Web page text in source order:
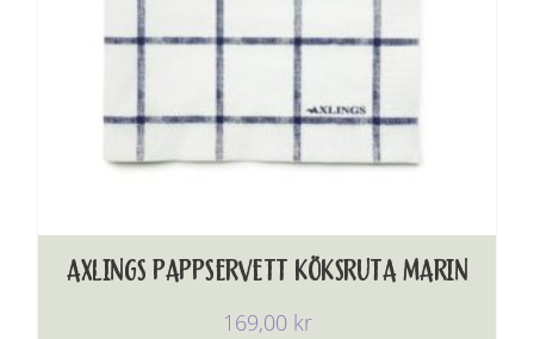
AXLINGS PAPPSERVETT KÖKSRUTA MARIN
169,00 kr